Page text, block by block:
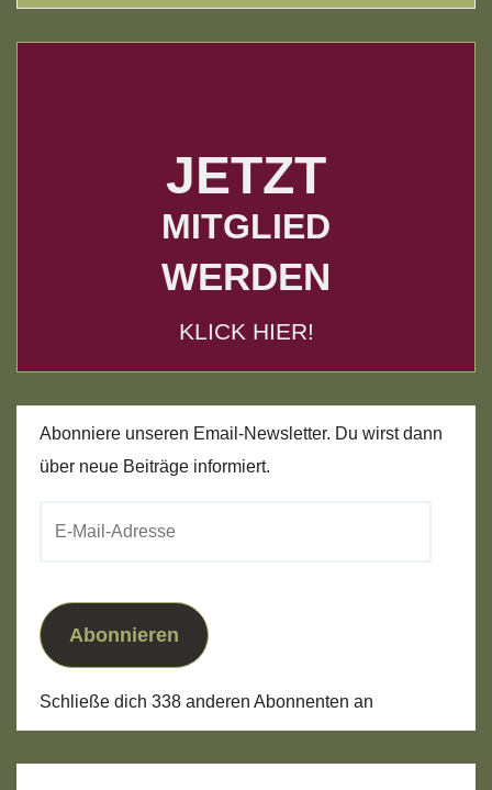
JETZT
MITGLIED
WERDEN
KLICK HIER!
Abonniere unseren Email-Newsletter. Du wirst dann
über neue Beiträge informiert.
Abonnieren
Schließe dich 338 anderen Abonnenten an